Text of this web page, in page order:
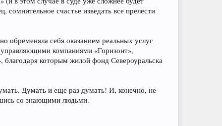
счастье изведать все прелести
обременяла себя оказанием реальных услуг
компаниями «Горизонт»,
которым жилой фонд Североуральска
Думать и еще раз думать! И, конечно, не
со знающими людьми.